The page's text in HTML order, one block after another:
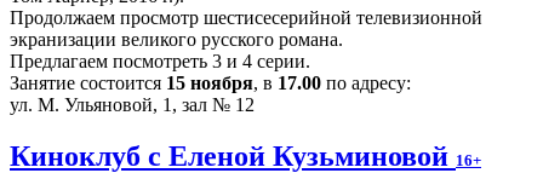
Продолжаем просмотр шестисесерийной телевизионной
экранизации великого русского романа.
Предлагаем посмотреть 3 и 4 серии.
Занятие состоится 15 ноября, в 17.00 по адресу:
ул. М. Ульяновой, 1, зал № 12
Киноклуб с Еленой Кузьминовой 16+